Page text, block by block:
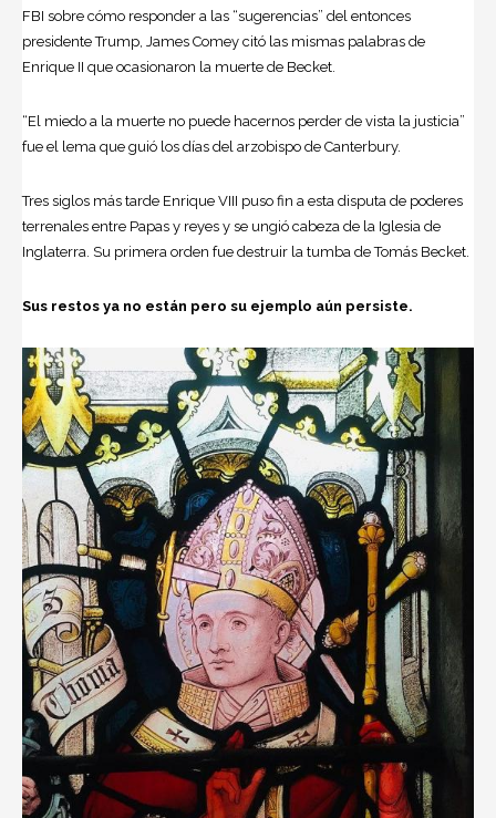
FBI sobre cómo responder a las “sugerencias” del entonces
presidente Trump, James Comey citó las mismas palabras de
Enrique II que ocasionaron la muerte de Becket.
“El miedo a la muerte no puede hacernos perder de vista la justicia”
fue el lema que guió los días del arzobispo de Canterbury.
Tres siglos más tarde Enrique VIII puso fin a esta disputa de poderes
terrenales entre Papas y reyes y se ungió cabeza de la Iglesia de
Inglaterra. Su primera orden fue destruir la tumba de Tomás Becket.
Sus restos ya no están pero su ejemplo aún persiste.